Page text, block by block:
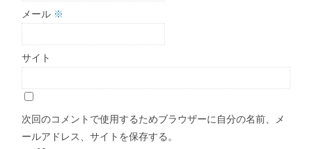
メール ※
サイト
次回のコメントで使用するためブラウザーに自分の名前、メ
ールアドレス、サイトを保存する。